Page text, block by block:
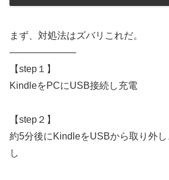
まず、対処法はズバリこれだ。
———————
【step１】
KindleをPCにUSB接続し充電
【step２】
約5分後にKindleをUSBから取り外
し